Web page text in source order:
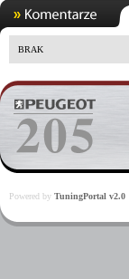
BRAK
Powered by TuningPortal v2.0